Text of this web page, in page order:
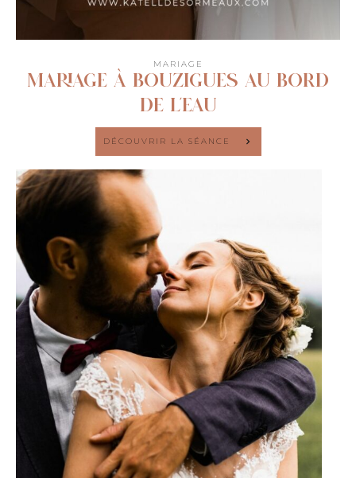
MARIAGE
MARIAGE À BOUZIGUES AU BORD
DE L’EAU
DÉCOUVRIR LA SÉANCE